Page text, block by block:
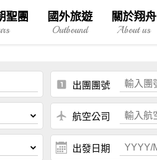
聖團 國外旅遊
Outbound
關於翔舟
About us
looks_one 出團團號
local_airport 航空公司
出發日期